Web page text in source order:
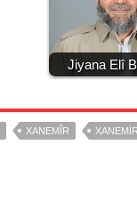
Jiyana Elî
XANEMÎR